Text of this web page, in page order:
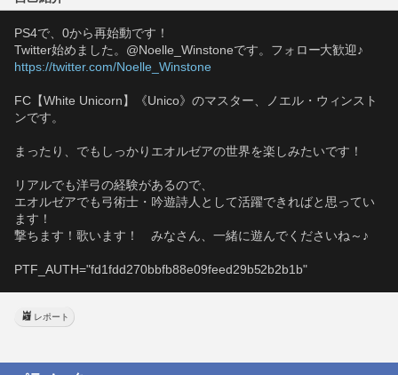
PS4で、0から再始動です！
Twitter始めました。@Noelle_Winstoneです。フォロー大歓迎♪
https://twitter.com/Noelle_Winstone
FC【White Unicorn】《Unico》のマスター、ノエル・ウィンスト
ンです。
まったり、でもしっかりエオルゼアの世界を楽しみたいです！
リアルでも洋弓の経験があるので、
エオルゼアでも弓術士・吟遊詩人として活躍できればと思ってい
ます！
撃ちます！歌います！　みなさん、一緒に遊んでくださいね～♪
PTF_AUTH="fd1fdd270bbfb88e09feed29b52b2b1b"
レポート